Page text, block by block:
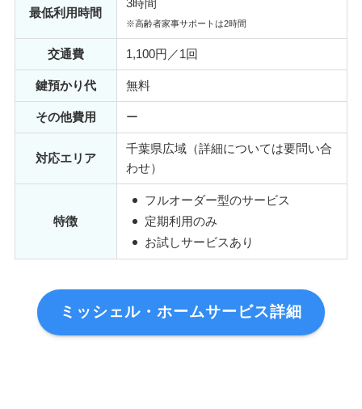
最低利用時間
※高齢者家事サポートは2時間
交通費 1,100円／1回
鍵預かり代 無料
その他費用 ー
対応エリア
千葉県広域（詳細については要問い合
わせ）
特徴
フルオーダー型のサービス
定期利用のみ
お試しサービスあり
ミッシェル・ホームサービス詳細